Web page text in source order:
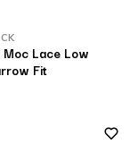
Lace Low
Fit